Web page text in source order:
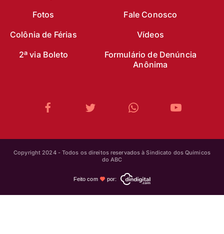
Fotos
Fale Conosco
Colônia de Férias
Vídeos
2ª via Boleto
Formulário de Denúncia
Anônima
Copyright 2024 - Todos os direitos reservados à Sindicato dos Químicos
do ABC
Feito com por: